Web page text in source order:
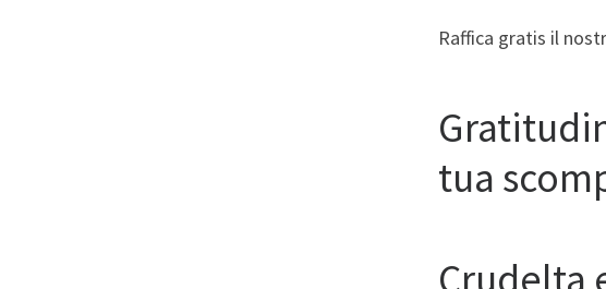
Raffica gratis il
tua
Crudelta